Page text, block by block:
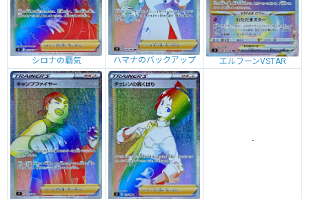
シロナの覇気 ハマナのバックアップ エルフーンVSTAR
-